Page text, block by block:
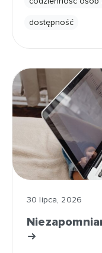
dostępność
30 lipca, 2026